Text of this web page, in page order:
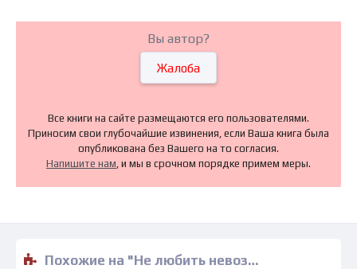
Вы автор?
Жалоба
Все книги на сайте размещаются его пользователями.
Приносим свои глубочайшие извинения, если Ваша книга была
опубликована без Вашего на то согласия.
Напишите нам, и мы в срочном порядке примем меры.
Похожие на "Не любить невозможно - Марианна Лесли" книги читать бесплатно полные версии